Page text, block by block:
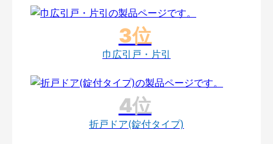
巾広引戸・片引
折戸ドア(錠付タイプ)